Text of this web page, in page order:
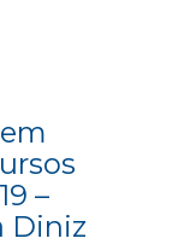
–
Diniz